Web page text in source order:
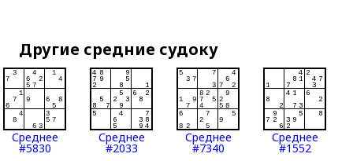
Другие средние судоку
Среднее
#5830
Среднее
#2033
Среднее
#7340
Среднее
#1552